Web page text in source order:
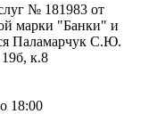
№ 181983 от
марки "Банки" и
Паламарчук С.Ю.
к.8
18:00